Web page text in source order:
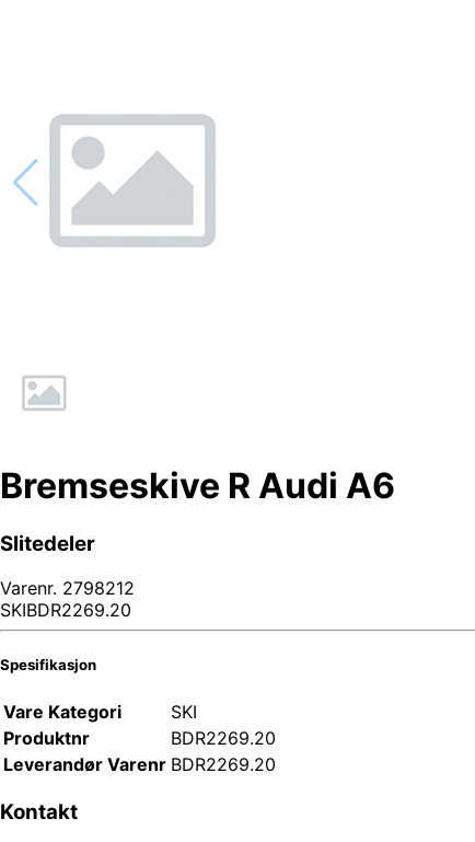
Bremseskive R Audi A6
Slitedeler
Varenr. 2798212
SKIBDR2269.20
Spesifikasjon
Vare Kategori
SKI
Produktnr
BDR2269.20
Leverandør Varenr BDR2269.20
Kontakt